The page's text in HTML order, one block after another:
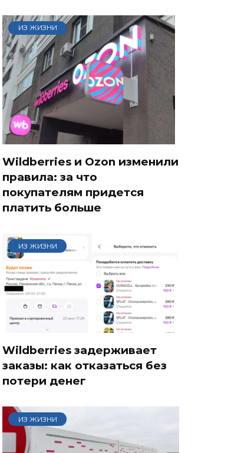
ИЗ ЖИЗНИ
Wildberries и Ozon изменили
правила: за что
покупателям придется
платить больше
ИЗ ЖИЗНИ
Wildberries задерживает
заказы: как отказаться без
потери денег
ИЗ ЖИЗНИ